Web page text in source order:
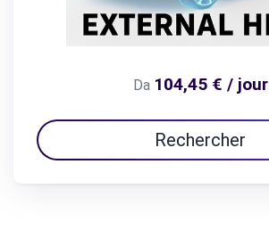
Da 104,45 € / jour
Rechercher